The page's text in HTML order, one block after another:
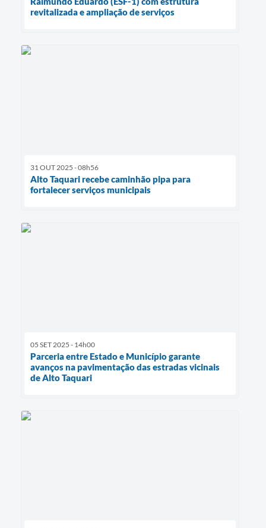
revitalizada e ampliação de serviços
31 OUT 2025 - 08h56
Alto Taquari recebe caminhão pipa para
fortalecer serviços municipais
05 SET 2025 - 14h00
Parceria entre Estado e Município garante
avanços na pavimentação das estradas vicinais
de Alto Taquari